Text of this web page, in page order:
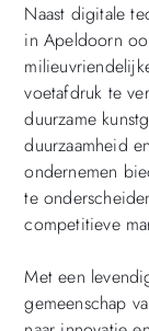
Naast digitale
in Apeldoorn
voetafdruk te
duurzame
duurzaamheid
ondernemen
te
competitieve
Met een
gemeenschap